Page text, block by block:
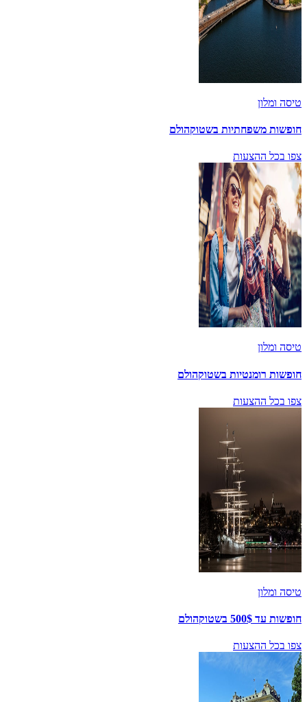
טיסה ומלון
חופשות משפחתיות בשטוקהולם
צפו בכל ההצעות
טיסה ומלון
חופשות רומנטיות בשטוקהולם
צפו בכל ההצעות
טיסה ומלון
חופשות עד 500$ בשטוקהולם
צפו בכל ההצעות